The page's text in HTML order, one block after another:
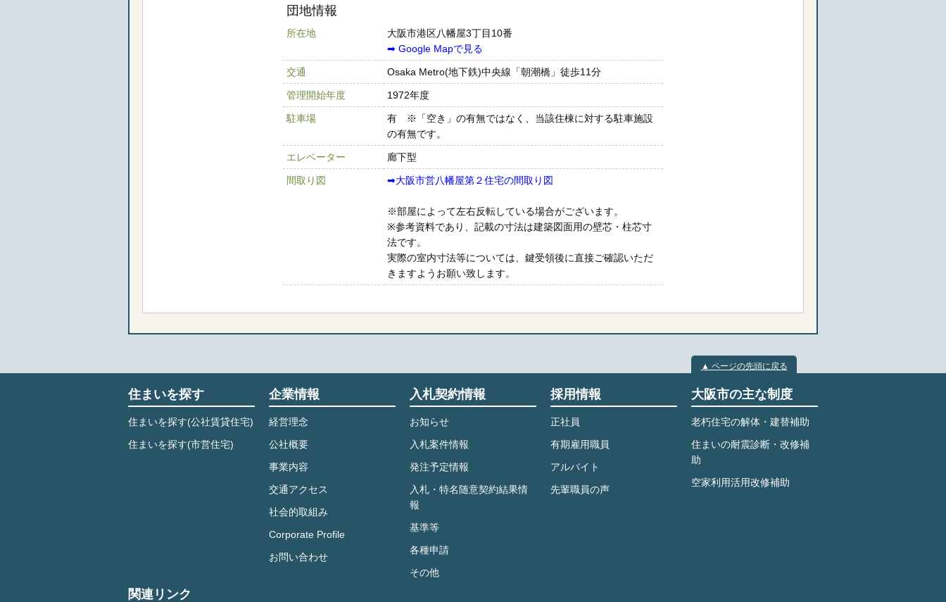
団地情報
所在地
大阪市港区八幡屋3丁目10番
➡︎ Google Mapで見る
交通 Osaka Metro(地下鉄)中央線「朝潮橋」徒歩11分
管理開始年度 1972年度
駐車場
有 ※「空き」の有無ではなく、当該住棟に対する駐車施設
の有無です。
エレベーター 廊下型
間取り図 ➡︎大阪市営八幡屋第２住宅の間取り図
※部屋によって左右反転している場合がございます。
※参考資料であり、記載の寸法は建築図面用の壁芯・柱芯寸
法です。
実際の室内寸法等については、鍵受領後に直接ご確認いただ
きますようお願い致します。
▲ ページの先頭に戻る
住まいを探す
住まいを探す(公社賃貸住宅)
住まいを探す(市営住宅)
企業情報
経営理念
公社概要
事業内容
交通アクセス
社会的取組み
Corporate Profile
お問い合わせ
入札契約情報
お知らせ
入札案件情報
発注予定情報
入札・特名随意契約結果情
報
基準等
各種申請
その他
採用情報
正社員
有期雇用職員
アルバイト
先輩職員の声
大阪市の主な制度
老朽住宅の解体・建替補助
住まいの耐震診断・改修補
助
空家利用活用改修補助
関連リンク